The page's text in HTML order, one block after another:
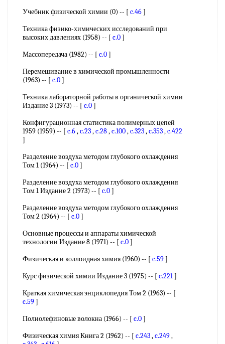
Учебник физической химии (0) -- [ c.46]
Техника физико-химических исследований при
высоких давлениях (1958) -- [ c.0]
Массопередача (1982) -- [ c.0]
Перемешивание в химической промышленности
(1963) -- [ c.0]
Техника лабораторной работы в органической химии
Издание 3 (1973) -- [ c.0]
Конфигурационная статистика полимерных цепей
1959 (1959) -- [ c.6,c.23,c.28,c.100,c.323,c.353,c.422
]
Разделение воздуха методом глубокого охлаждения
Том 1 (1964) -- [ c.0]
Разделение воздуха методом глубокого охлаждения
Том 1 Издание 2 (1973) -- [ c.0]
Разделение воздуха методом глубокого охлаждения
Том 2 (1964) -- [ c.0]
Основные процессы и аппараты химической
технологии Издание 8 (1971) -- [ c.0]
Физическая и коллоидная химия (1960) -- [ c.59]
Курс физической химии Издание 3 (1975) -- [ c.221]
Краткая химическая энциклопедия Том 2 (1963) -- [
c.59]
Полиолефиновые волокна (1966) -- [ c.0]
Физическая химия Книга 2 (1962) -- [ c.243,c.249,